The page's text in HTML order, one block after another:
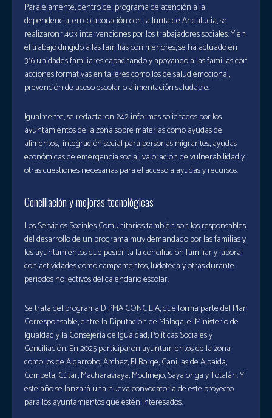
Paralelamente, dentro del programa de atención a la
dependencia, en colaboración con la Junta de Andalucía, se
realizaron 1.403 intervenciones por los trabajadores sociales. Y en
el trabajo dirigido a las familias con menores, se ha actuado en
316 unidades familiares capacitando y apoyando a las familias con
acciones formativas en talleres como los de salud emocional,
prevención de acoso escolar o alimentación saludable.
Igualmente, se redactaron 242 informes solicitados por los
ayuntamientos de la zona sobre materias como ayudas de
alimentos, integración social para personas migrantes, ayudas
económicas de emergencia social, valoración de vulnerabilidad y
otras cuestiones necesarias para el acceso a ayudas y recursos.
Conciliación y mejoras tecnológicas
Los Servicios Sociales Comunitarios también son los responsables
del desarrollo de un programa muy demandado por las familias y
los ayuntamientos que posibilita la conciliación familiar y laboral
con actividades como campamentos, ludoteca y otras durante
periodos no lectivos del calendario escolar.
Se trata del programa DIPMA CONCILIA, que forma parte del Plan
Corresponsable, entre la Diputación de Málaga, el Ministerio de
Igualdad y la Consejería de Igualdad, Políticas Sociales y
Conciliación. En 2025 participaron ayuntamientos de la zona
como los de Algarrobo, Árchez, El Borge, Canillas de Albaida,
Competa, Cútar, Macharaviaya, Moclinejo, Sayalonga y Totalán. Y
este año se lanzará una nueva convocatoria de este proyecto
para los ayuntamientos que estén interesados.